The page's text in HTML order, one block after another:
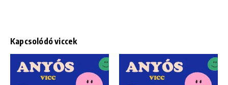
Kapcsolódó viccek